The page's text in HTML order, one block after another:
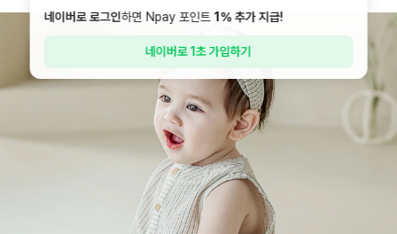
네이버로 로그인하면 Npay 포인트1%추가 지급!
네이버로 1초 가입하기